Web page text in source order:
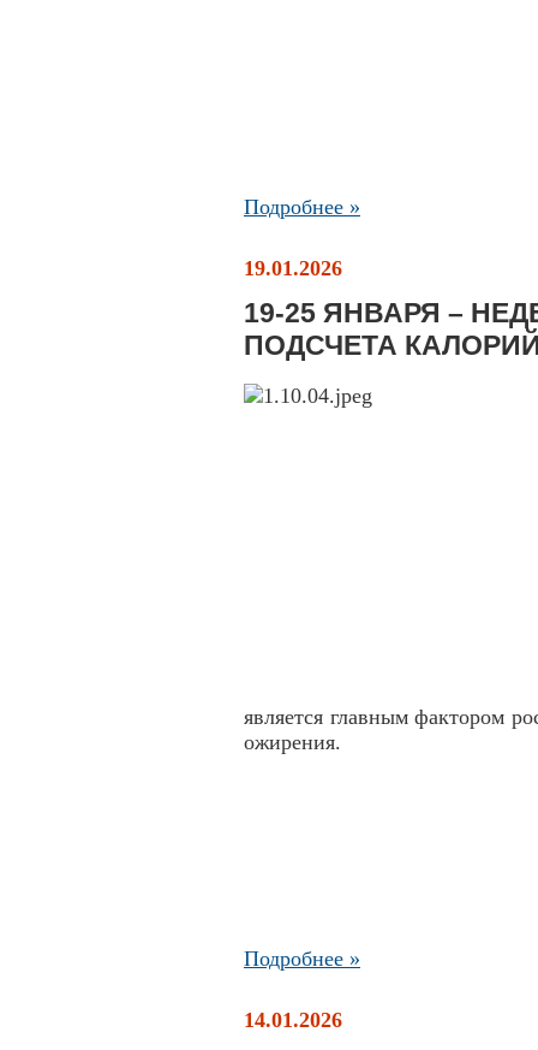
Подробнее »
19.01.2026
19-25 ЯНВАРЯ –
ПОДСЧЕТА
является главным фактором
ожирения.
Подробнее »
14.01.2026